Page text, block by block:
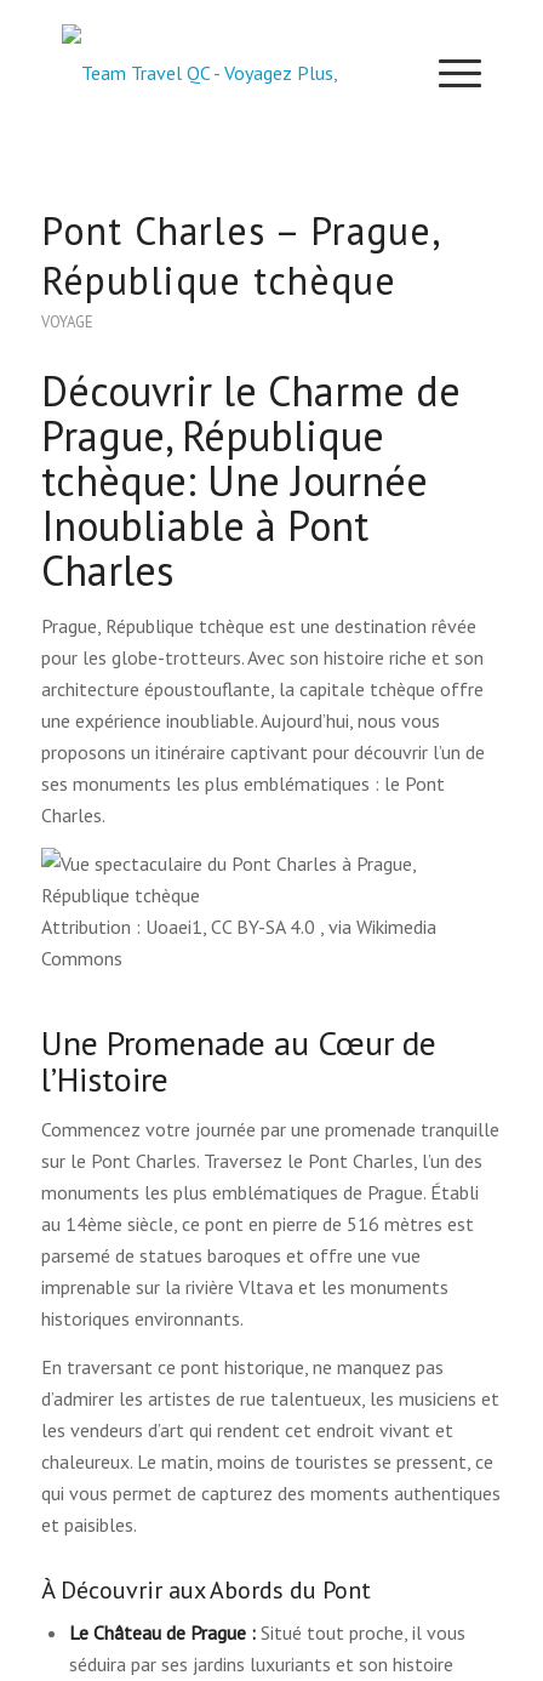
Pont Charles – Prague,
République tchèque
VOYAGE
Découvrir le Charme de
Prague, République
tchèque: Une Journée
Inoubliable à Pont
Charles
Prague, République tchèque est une destination rêvée
pour les globe-trotteurs. Avec son histoire riche et son
architecture époustouflante, la capitale tchèque offre
une expérience inoubliable. Aujourd’hui, nous vous
proposons un itinéraire captivant pour découvrir l’un de
ses monuments les plus emblématiques : le Pont
Charles.
Attribution : Uoaei1, CC BY-SA 4.0 , via Wikimedia
Commons
Une Promenade au Cœur de
l’Histoire
Commencez votre journée par une promenade tranquille
sur le Pont Charles. Traversez le Pont Charles, l’un des
monuments les plus emblématiques de Prague. Établi
au 14ème siècle, ce pont en pierre de 516 mètres est
parsemé de statues baroques et offre une vue
imprenable sur la rivière Vltava et les monuments
historiques environnants.
En traversant ce pont historique, ne manquez pas
d’admirer les artistes de rue talentueux, les musiciens et
les vendeurs d’art qui rendent cet endroit vivant et
chaleureux. Le matin, moins de touristes se pressent, ce
qui vous permet de capturez des moments authentiques
et paisibles.
À Découvrir aux Abords du Pont
Le Château de Prague :Situé tout proche, il vous
séduira par ses jardins luxuriants et son histoire